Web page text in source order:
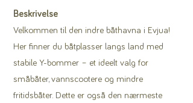
Beskrivelse
Velkommen til den indre båthavna i Evjua!
Her finner du båtplasser langs land med
stabile Y-bommer – et ideelt valg for
småbåter, vannscootere og mindre
fritidsbåter. Dette er også den nærmeste